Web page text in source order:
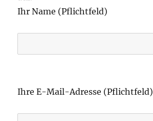
Ihr Name (Pflichtfeld)
i
Ihre E-Mail-Adresse (Pflichtfeld)